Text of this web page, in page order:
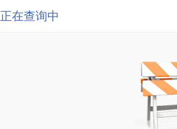
正在查询中